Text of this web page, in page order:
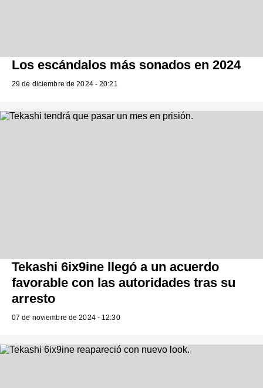
Los escándalos más sonados en 2024
29 de diciembre de 2024 - 20:21
Tekashi 6ix9ine llegó a un acuerdo
favorable con las autoridades tras su
arresto
07 de noviembre de 2024 - 12:30